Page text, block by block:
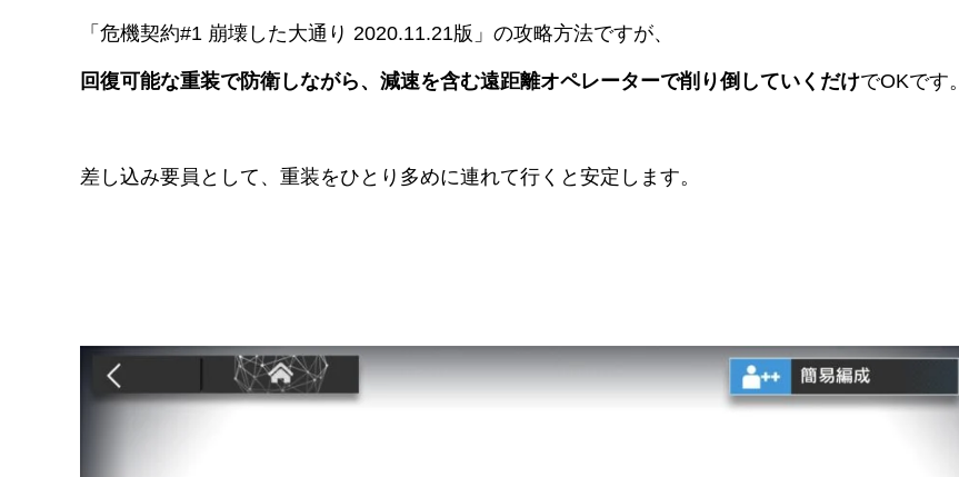
「危機契約#1 崩壊した大通り 2020.11.21版」の攻略方法ですが、
回復可能な重装で防衛しながら、減速を含む遠距離オペレーターで削り倒していくだけでOKです。
差し込み要員として、重装をひとり多めに連れて行くと安定します。